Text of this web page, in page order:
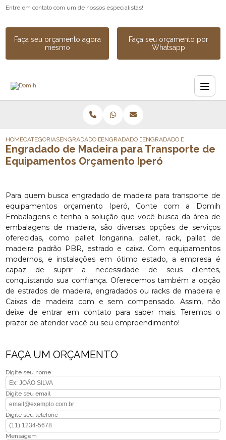
Entre em contato com um de nossos especialistas!
Faça seu orçamento agora
mesmo
Faça seu orçamento por
Whatsapp
HOMECATEGORIASENGRADADO DE MADEIRAENGRADADO DE MADEIRA PARA
ENGRADADO DE MADEIRA
Engradado de Madeira para Transporte de
Equipamentos Orçamento Iperó
Para quem busca engradado de madeira para transporte de
equipamentos orçamento Iperó, Conte com a Domih
Embalagens e tenha a solução que você busca da área de
embalagens de madeira, são diversas opções de serviços
oferecidas, como pallet longarina, pallet, rack, pallet de
madeira padrão PBR, estrado e caixa. Com equipamentos
modernos, e instalações em ótimo estado, a empresa é
capaz de suprir a necessidade de seus clientes,
conquistando sua confiança. Oferecemos também a opção
de estrados de madeira, engradados ou racks de madeira e
Caixas de madeira com e sem compensado. Assim, não
deixe de entrar em contato para saber mais. Teremos o
prazer de atender você ou seu empreendimento!
FAÇA UM ORÇAMENTO
Digite seu nome
Digite seu email
Digite seu telefone
Mensagem